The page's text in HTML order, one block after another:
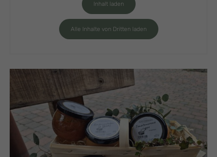
Inhalt laden
Alle Inhalte von Dritten laden